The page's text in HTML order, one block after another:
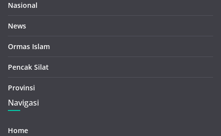
Nasional
News
Ormas Islam
Pencak Silat
Provinsi
Navigasi
Home